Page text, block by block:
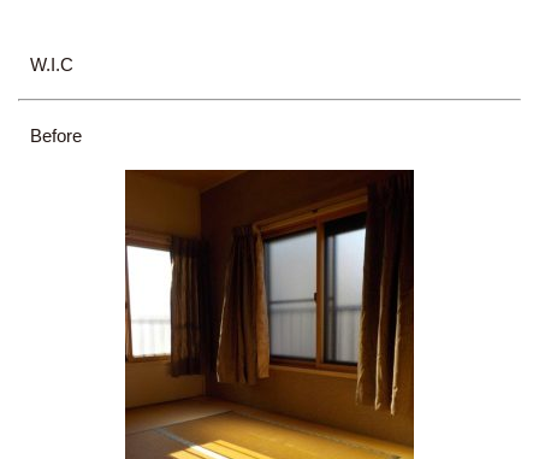
W.I.C
Before